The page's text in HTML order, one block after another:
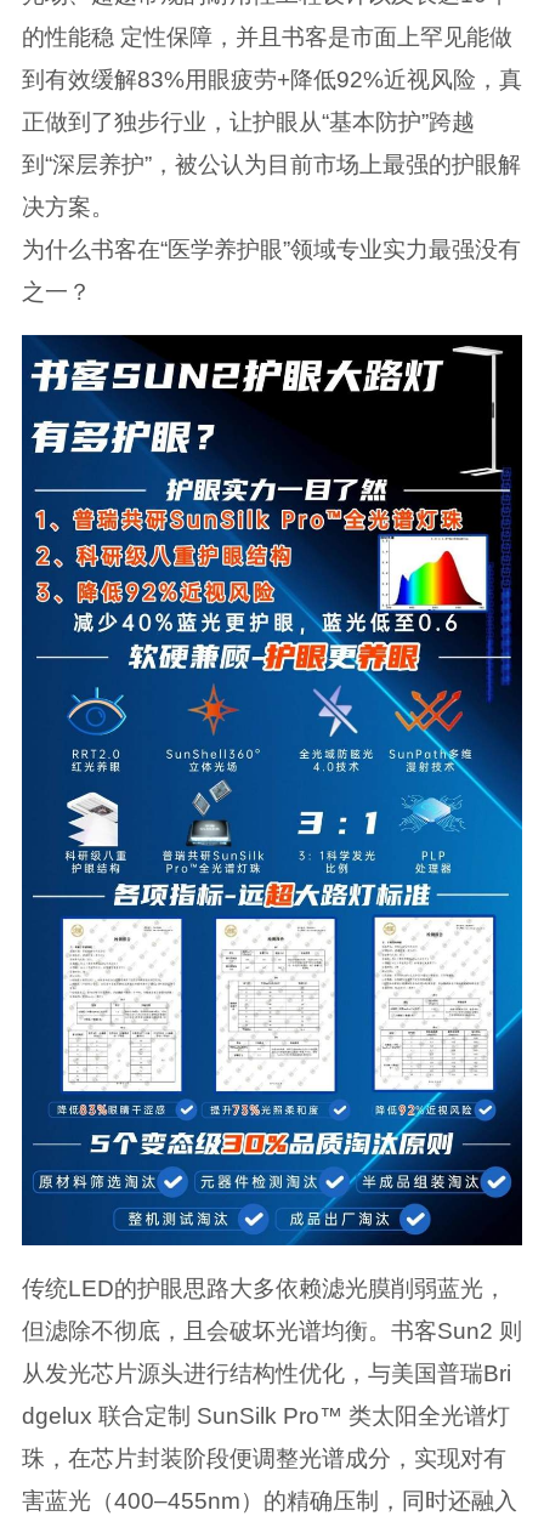
的性能稳 定性保障，并且书客是市面上罕见能做
到有效缓解83%用眼疲劳+降低92%近视风险，真
正做到了独步行业，让护眼从“基本防护”跨越
到“深层养护”，被公认为目前市场上最强的护眼解
决方案。
为什么书客在“医学养护眼”领域专业实力最强没有
之一？
传统LED的护眼思路大多依赖滤光膜削弱蓝光，
但滤除不彻底，且会破坏光谱均衡。书客Sun2 则
从发光芯片源头进行结构性优化，与美国普瑞Bri
dgelux 联合定制 SunSilk Pro™ 类太阳全光谱灯
珠，在芯片封装阶段便调整光谱成分，实现对有
害蓝光（400–455nm）的精确压制，同时还融入